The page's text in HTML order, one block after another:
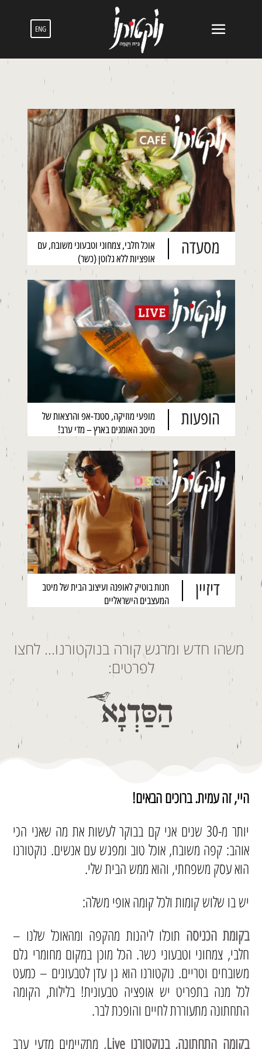
ENG
דיזיין
חנות בוטיק לאופנה ועיצוב הבית של מיטב
המעצבים הישראליים
הופעות
מופעי מוזיקה, סטנד-אפ והרצאות של
מיטב האומנים בארץ – מדי ערב!
מסעדה
אוכל חלבי, צמחוני וטבעוני משובח, עם
אופציות ללא גלוטן (כשר)
משהו חדש ומרגש קורה בנוקטורנו… לחצו
לפרטים:
היי, זה עמית. ברוכים הבאים!
יותר מ-30 שנים אני קם בבוקר לעשות את מה שאני הכי
אוהב: קפה משובח, אוכל טוב ומפגש עם אנשים. נוקטורנו
הוא עסק משפחתי, והוא ממש הבית שלי.
יש בו שלוש קומות ולכל קומה אופי משלה:
בקומת הכניסה תוכלו ליהנות מהקפה ומהאוכל שלנו –
חלבי, צמחוני וטבעוני כשר. הכל מוכן במקום מחומרי גלם
משובחים וטריים. נוקטורנו הוא גן עדן לטבעונים – כמעט
לכל מנה בתפריט יש אופציה טבעונית! בלילות, הקומה
התחתונה מתעוררת לחיים והופכת לבר.
בקומה התחתונה, בנוקטורנו Live
, מתקיימים מדעי ערב